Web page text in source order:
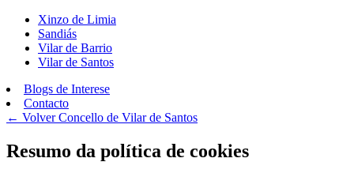
Xinzo de Limia
Sandiás
Vilar de Barrio
Vilar de Santos
Blogs de Interese
Contacto
← VolverConcello de Vilar de Santos
Resumo da política de cookies